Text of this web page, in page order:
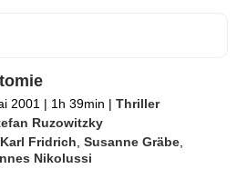
2001 | 1h 39min | Thriller
Ruzowitzky
Karl Fridrich ,Susanne Gräbe
Nikolussi